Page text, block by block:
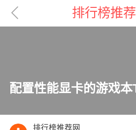
 排行榜推
配置性能显卡的游戏本
排行榜推荐网